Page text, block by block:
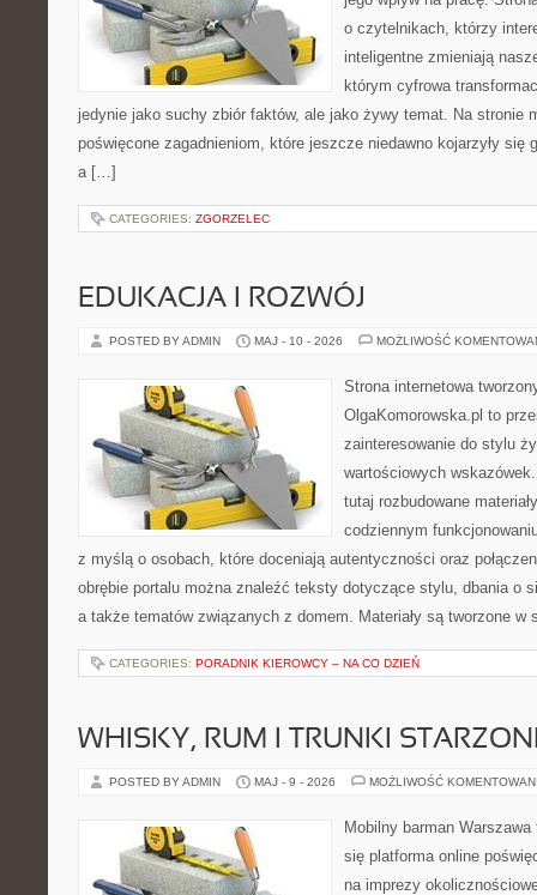
o czytelnikach, którzy
inteligentne zmieniają
którym cyfrowa
jedynie jako suchy zbiór faktów, ale jako żywy temat. Na stronie
poświęcone zagadnieniom, które jeszcze niedawno kojarzyły się
a […]
CATEGORIES: ZGORZELEC
EDUKACJA I ROZWÓJ
POSTED BY ADMIN MAJ - 10 - 2026 MOŻLIWOŚĆ
Strona internetowa
OlgaKomorowska.pl to
zainteresowanie do stylu
wartościowych
tutaj rozbudowane
codziennym
z myślą o osobach, które doceniają autentyczności oraz
obrębie portalu można znaleźć teksty dotyczące stylu, dbania o
a także tematów związanych z domem. Materiały są tworzone
CATEGORIES: PORADNIK KIEROWCY – NA CO DZIEŃ
WHISKY, RUM I TRUNKI
POSTED BY ADMIN MAJ - 9 - 2026 MOŻLIWOŚĆ
Mobilny barman
się platforma online
na imprezy